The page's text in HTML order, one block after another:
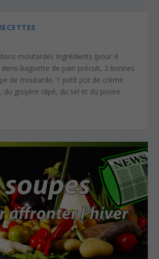
moutardés Ingrédients (pour 4
baguette de pain précuit, 2 bonnes
de moutarde, 1 petit pot de crème
du gruyère râpé, du sel et du poivre.